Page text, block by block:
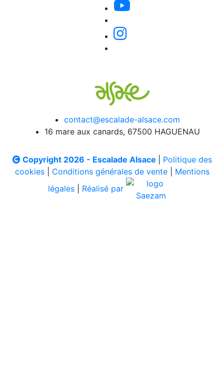
contact@escalade-alsace.com
16 mare aux canards, 67500 HAGUENAU
Copyright 2026 - Escalade Alsace
Politique des
cookies| Conditions générales de vente| Mentions
légales
Réalisé par